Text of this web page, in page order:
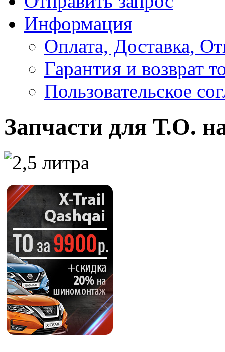
Информация
Оплата, Доставка,
Гарантия и возврат
Пользовательское
Запчасти для Т.О.